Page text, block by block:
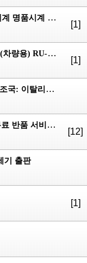
요즘 K-공예가 뜬다- BBC News 코리아---- 전세계 명품시계 시장을 도배해버린 한국 공예 기술의 놀라...
[1]
UB2 사계절 차량용 쿨러 및 히터(7.5L) DC 12V(차량용) RU-705CAR---차량/캠핑/레저용 C99 Car Powder F...
[1]
CHANEL Pre-Owned 컬러 블록 숄더 백----- 제조국: 이탈리아 스타일 블랙, 화이트 색상 플렉시글라스 컬...
Jacquemus -----르 바니토 가죽 토트 백------- 무료 반품 서비스 14일 이내 무료 반품으로 편리...
[12]
기 출판
[1]